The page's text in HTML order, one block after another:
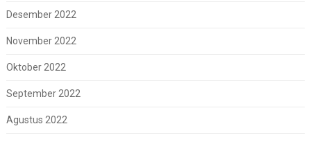
Desember 2022
November 2022
Oktober 2022
September 2022
Agustus 2022